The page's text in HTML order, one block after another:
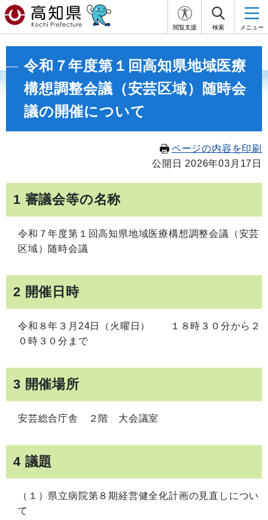
閲覧支援 検索 メニュー
令和７年度第１回高知県地域医療
構想調整会議（安芸区域）随時会
議の開催について
ページの内容を印刷
公開日 2026年03月17日
1 審議会等の名称
令和７年度第１回高知県地域医療構想調整会議（安芸
区域）随時会議
2 開催日時
令和８年３月24日（火曜日） １８時３０分から２
０時３０分まで
3 開催場所
安芸総合庁舎 ２階 大会議室
4 議題
（１）県立病院第８期経営健全化計画の見直しについ
て